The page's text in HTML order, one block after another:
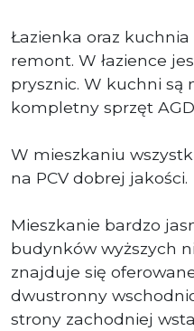
Łazienka oraz
remont. W łazience
prysznic. W kuchni są
kompletny sprzęt
W mieszkaniu
na PCV dobrej jakości.
Mieszkanie bardzo
budynków wyższych
znajduje się
dwustronny
strony zachodniej